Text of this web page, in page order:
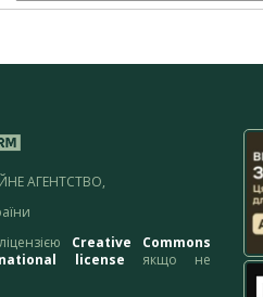
АГЕНТСТВО,
Creative Commons
license якщо не